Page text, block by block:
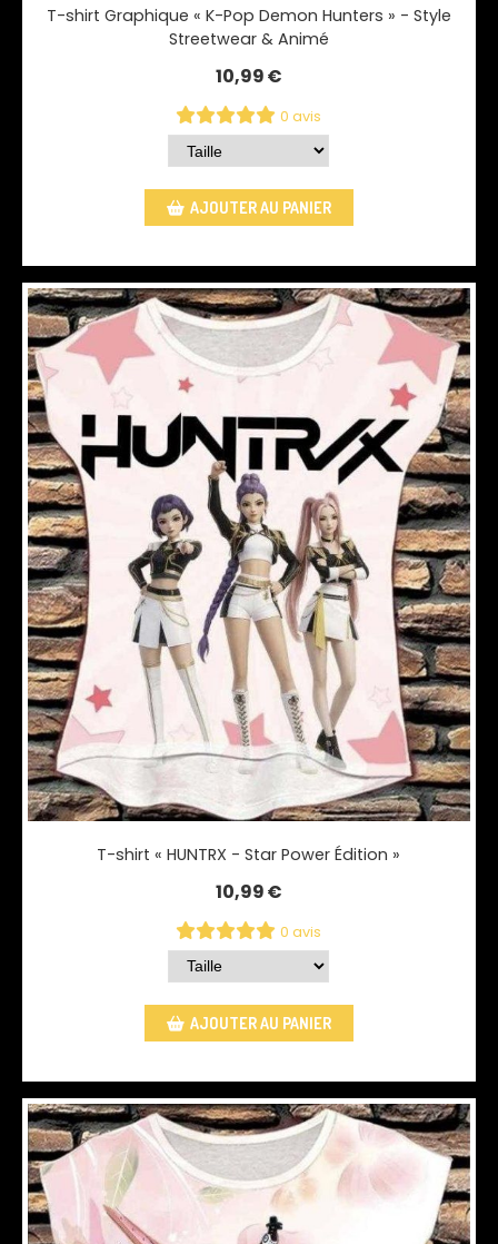
T-shirt Graphique « K-Pop Demon Hunters » - Style
Streetwear & Animé
10,99€
0 avis
AJOUTER AU PANIER
T-shirt « HUNTRX - Star Power Édition »
10,99€
0 avis
AJOUTER AU PANIER